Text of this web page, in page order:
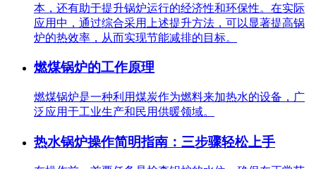
本，还有助于提升锅炉运行的经济性和环保性。在实际
应用中，通过综合采用上述提升方法，可以显著提高锅
炉的热效率，从而实现节能减排的目标。
燃煤锅炉的工作原理
燃煤锅炉是一种利用煤炭作为燃料来加热水的设备，广
泛应用于工业生产和民用供暖领域。
热水锅炉操作简明指南：三步骤轻松上手